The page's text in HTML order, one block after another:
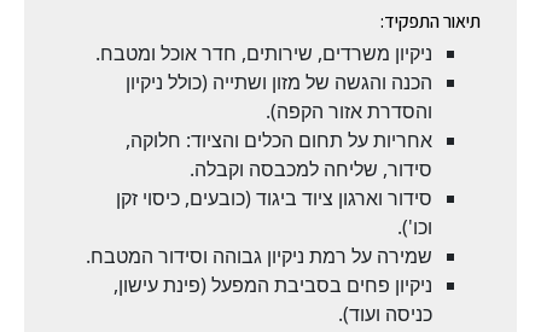
תיאור התפקיד:
ניקיון משרדים, שירותים, חדר אוכל ומטבח.
הכנה והגשה של מזון ושתייה (כולל ניקיון
והסדרת אזור הקפה).
אחריות על תחום הכלים והציוד: חלוקה,
סידור, שליחה למכבסה וקבלה.
סידור וארגון ציוד ביגוד (כובעים, כיסוי זקן
וכו').
שמירה על רמת ניקיון גבוהה וסידור המטבח.
ניקיון פחים בסביבת המפעל (פינת עישון,
כניסה ועוד).